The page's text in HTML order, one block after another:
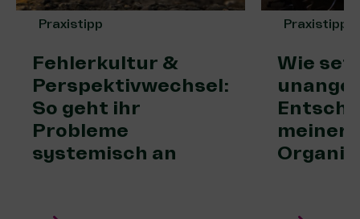
Praxistipp
Fehlerkultur &
Perspektivwechsel:
So geht ihr
Probleme
systemisch an
Praxistipp
Wie
meiner